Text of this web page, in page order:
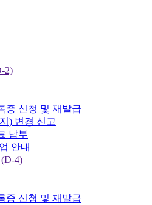
2)
증 신청 및 재발급
) 변경 신고
납부
안내
4)
증 신청 및 재발급